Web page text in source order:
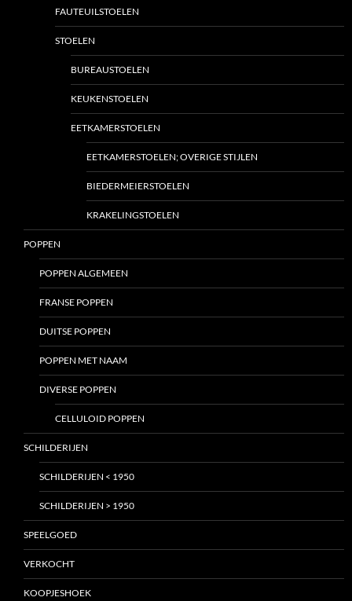
FAUTEUILSTOELEN
STOELEN
BUREAUSTOELEN
KEUKENSTOELEN
EETKAMERSTOELEN
EETKAMERSTOELEN; OVERIGE STIJLEN
BIEDERMEIERSTOELEN
KRAKELINGSTOELEN
POPPEN
POPPEN ALGEMEEN
FRANSE POPPEN
DUITSE POPPEN
POPPEN MET NAAM
DIVERSE POPPEN
CELLULOID POPPEN
SCHILDERIJEN
SCHILDERIJEN < 1950
SCHILDERIJEN > 1950
SPEELGOED
VERKOCHT
KOOPJESHOEK